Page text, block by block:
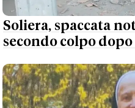
Soliera, spaccata
secondo colpo